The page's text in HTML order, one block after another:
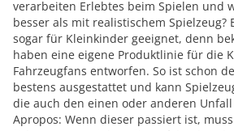
verarbeiten Erlebtes beim Spielen und
besser als mit realistischem Spielzeug?
sogar für Kleinkinder geeignet, denn
haben eine eigene Produktlinie für die
Fahrzeugfans entworfen. So ist schon
bestens ausgestattet und kann
die auch den einen oder anderen
Apropos: Wenn dieser passiert ist,